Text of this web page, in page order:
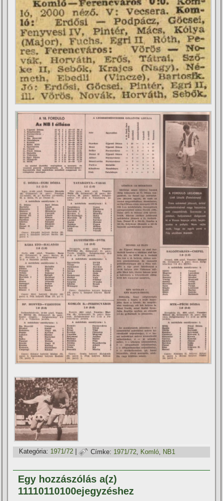
Kategória: 1971/72 | Címke: 1971/72 Komló NB1
Egy hozzászólás a(z)
11110110100ejegyzéshez